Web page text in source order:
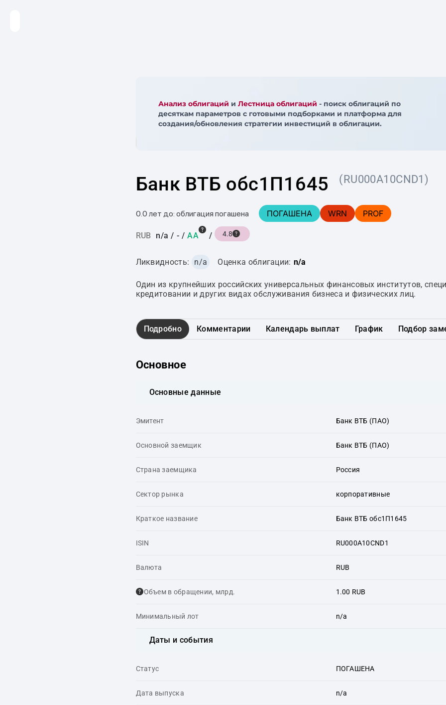
Анализ облигаций и Лестница облигаций - поиск облигаций по
десяткам параметров с готовыми подборками и платформа для
создания/обновления стратегии инвестиций в облигации.
Банк ВТБ обс1П1645 (RU000A10CND1)
0.0 лет до: облигация погашена ПОГАШЕНА WRN PROF
RUB n/a / - / AA / 4.8
Ликвидность: n/a Оценка облигации: n/a
Один из крупнейших российских универсальных финансовых институтов,
кредитовании и других видах обслуживания бизнеса и физических лиц.
Подробно Комментарии Календарь выплат График Подбор
Основное
Основные данные
Эмитент Банк ВТБ (ПАО)
Основной заемщик Банк ВТБ (ПАО)
Страна заемщика Россия
Сектор рынка корпоративные
Краткое название Банк ВТБ обс1П1645
ISIN RU000A10CND1
Валюта RUB
Объем в обращении, млрд. 1.00 RUB
Минимальный лот n/a
Даты и события
Статус ПОГАШЕНА
Дата выпуска n/a